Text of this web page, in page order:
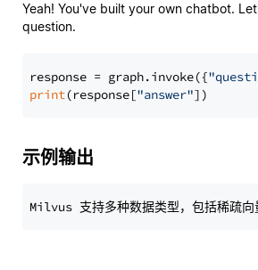
Yeah! You've built your own chatbot.
question.
response = graph.invoke({
print(response["answer"
示例输出